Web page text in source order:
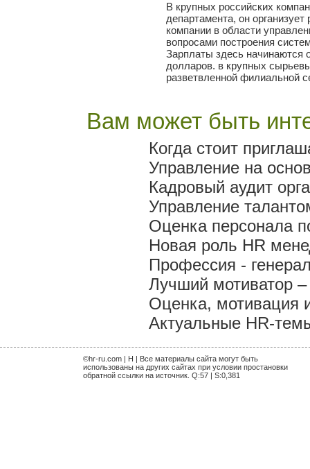
В крупных российских
департамента, он
компании в области
вопросами построения
Зарплаты здесь начинаются
долларов. в крупных
разветвленной филиальной
Вам может быть
Когда стоит
Управление на
Кадровый аудит
Управление
Оценка персонала
Новая роль HR
Профессия -
Лучший мотиватор –
Оценка, мотивация
Актуальные HR-
©hr-ru.com | H | Все материалы сайта могут быть
использованы на других сайтах при условии простановки
обратной ссылки на источник. Q:57 | S:0,381